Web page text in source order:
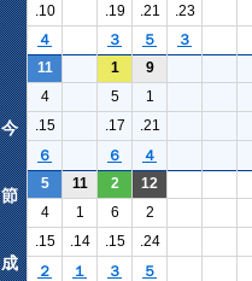
.10
.19 .21
.23
４
３ ５ ３
11 1 9
4 5
1
.15
.17
.21
６
６ ４
5 11 2
12
4
1 6
2
.15
.14 .15
.24
２
１ ３ ５
今
節
成